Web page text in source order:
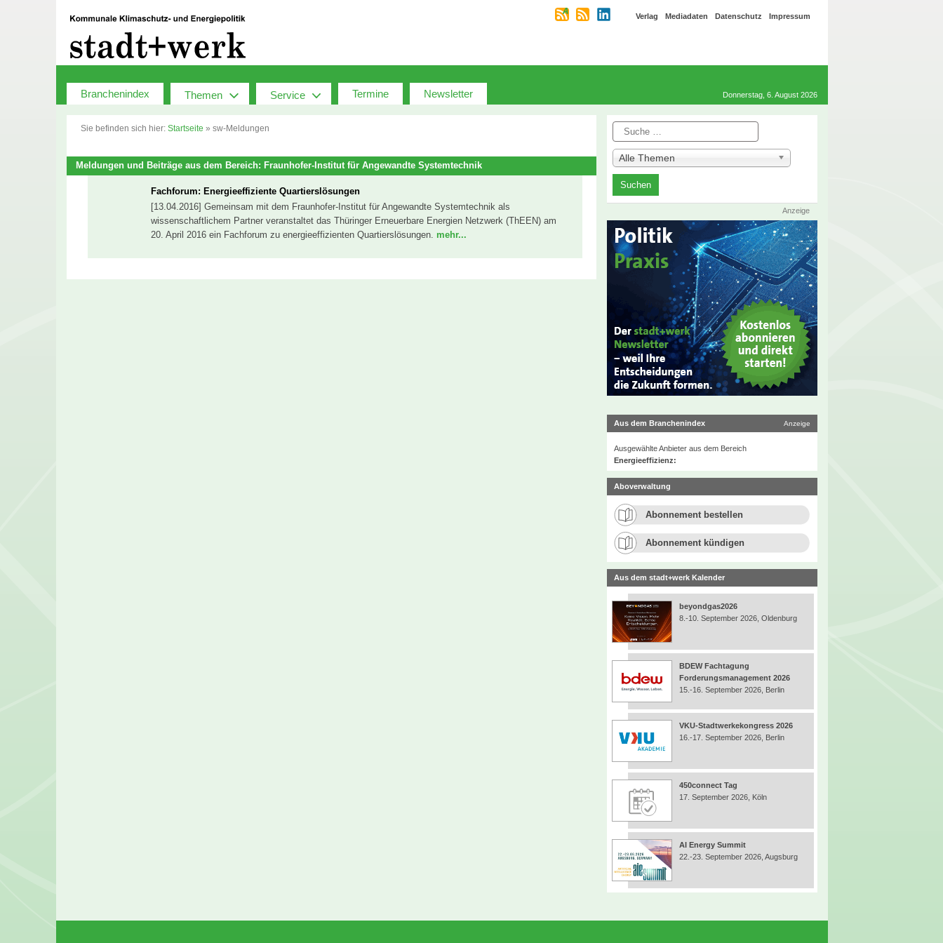
Verlag Mediadaten Datenschutz Impressum
Branchenindex Themen Service Termine Newsletter Donnerstag, 6. August 2026
Sie befinden sich hier: Startseite » sw-Meldungen
Meldungen und Beiträge aus dem Bereich: Fraunhofer-Institut für Angewandte Systemtechnik
Fachforum: Energieeffiziente Quartierslösungen
[13.04.2016] Gemeinsam mit dem Fraunhofer-Institut für Angewandte Systemtechnik als
wissenschaftlichem Partner veranstaltet das Thüringer Erneuerbare Energien Netzwerk (ThEEN) am
20. April 2016 ein Fachforum zu energieeffizienten Quartierslösungen. mehr...
Suche
Alle Themen
Anzeige
Aus dem Branchenindex Anzeige
Ausgewählte Anbieter aus dem Bereich
Energieeffizienz:
Aboverwaltung
Abonnement bestellen
Abonnement kündigen
Aus dem stadt+werk Kalender
beyondgas2026
8.-10. September 2026, Oldenburg
BDEW Fachtagung
Forderungsmanagement 2026
15.-16. September 2026, Berlin
VKU-Stadtwerkekongress 2026
16.-17. September 2026, Berlin
450connect Tag
17. September 2026, Köln
AI Energy Summit
22.-23. September 2026, Augsburg